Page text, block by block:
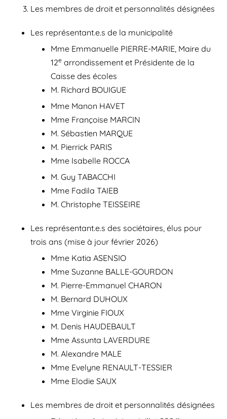
Les membres de droit et personnalités désignées
Les représentant.e.s de la municipalité
Mme Emmanuelle PIERRE-MARIE, Maire du
12e arrondissement et Présidente de la
Caisse des écoles
M. Richard BOUIGUE
Mme Manon HAVET
Mme Françoise MARCIN
M. Sébastien MARQUE
M. Pierrick PARIS
Mme Isabelle ROCCA
M. Guy TABACCHI
Mme Fadila TAIEB
M. Christophe TEISSEIRE
Les représentant.e.s des sociétaires, élus pour
trois ans (mise à jour février 2026)
Mme Katia ASENSIO
Mme Suzanne BALLE-GOURDON
M. Pierre-Emmanuel CHARON
M. Bernard DUHOUX
Mme Virginie FIOUX
M. Denis HAUDEBAULT
Mme Assunta LAVERDURE
M. Alexandre MALE
Mme Evelyne RENAULT-TESSIER
Mme Elodie SAUX
Les membres de droit et personnalités désignées